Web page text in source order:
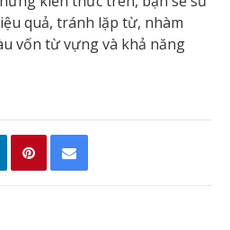
quả, tránh lặp từ, nhàm
vốn từ vựng và khả năng